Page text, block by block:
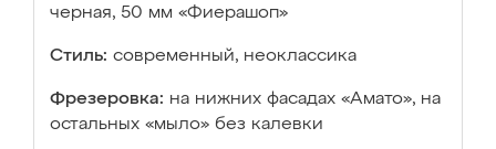
черная, 50 мм «Фиерашоп»
Стиль: современный, неоклассика
Фрезеровка: на нижних фасадах «Амато», на
остальных «мыло» без калевки